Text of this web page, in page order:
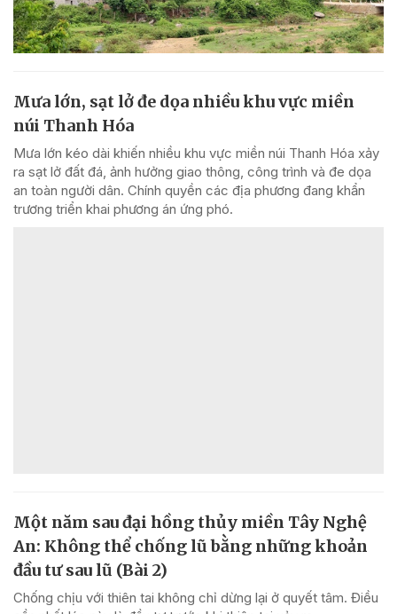
Mưa lớn, sạt lở đe dọa nhiều khu vực miền
núi Thanh Hóa
Mưa lớn kéo dài khiến nhiều khu vực miền núi Thanh Hóa xảy
ra sạt lở đất đá, ảnh hưởng giao thông, công trình và đe dọa
an toàn người dân. Chính quyền các địa phương đang khẩn
trương triển khai phương án ứng phó.
Một năm sau đại hồng thủy miền Tây Nghệ
An: Không thể chống lũ bằng những khoản
đầu tư sau lũ (Bài 2)
Chống chịu với thiên tai không chỉ dừng lại ở quyết tâm. Điều